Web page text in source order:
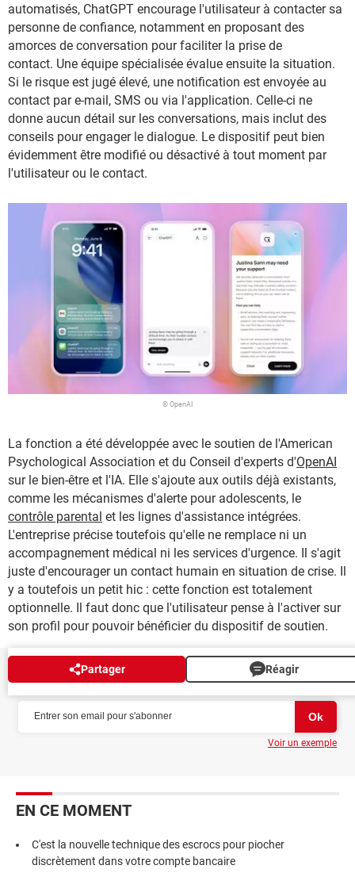
automatisés, ChatGPT encourage l'utilisateur à contacter sa
personne de confiance, notamment en proposant des
amorces de conversation pour faciliter la prise de
contact. Une équipe spécialisée évalue ensuite la situation.
Si le risque est jugé élevé, une notification est envoyée au
contact par e-mail, SMS ou via l'application. Celle-ci ne
donne aucun détail sur les conversations, mais inclut des
conseils pour engager le dialogue. Le dispositif peut bien
évidemment être modifié ou désactivé à tout moment par
l'utilisateur ou le contact.
© OpenAI
La fonction a été développée avec le soutien de l'American
Psychological Association et du Conseil d'experts d'OpenAI
sur le bien-être et l'IA. Elle s'ajoute aux outils déjà existants,
comme les mécanismes d'alerte pour adolescents, le
contrôle parental et les lignes d'assistance intégrées.
L'entreprise précise toutefois qu'elle ne remplace ni un
accompagnement médical ni les services d'urgence. Il s'agit
juste d'encourager un contact humain en situation de crise. Il
y a toutefois un petit hic : cette fonction est totalement
optionnelle. Il faut donc que l'utilisateur pense à l'activer sur
son profil pour pouvoir bénéficier du dispositif de soutien.
Partager Réagir
NEWSLETTER
Voir un exemple
EN CE MOMENT
C'est la nouvelle technique des escrocs pour piocher
discrètement dans votre compte bancaire